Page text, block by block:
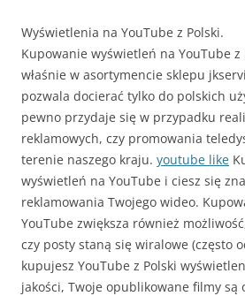
Wyświetlenia na YouTube z Polski.
Kupowanie wyświetleń na YouTube
właśnie w asortymencie sklepu
pozwala docierać tylko do polskich
pewno przydaje się w przypadku
reklamowych, czy promowania
terenie naszego kraju. youtube like
wyświetleń na YouTube i ciesz się
reklamowania Twojego wideo.
YouTube zwiększa również
czy posty staną się wiralowe (często
kupujesz YouTube z Polski
jakości, Twoje opublikowane filmy są